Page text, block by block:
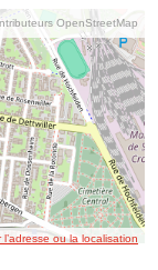
OpenStreetMap
l’adresse ou la localisation